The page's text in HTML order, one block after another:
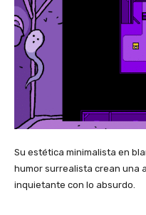
Su estética minimalista en
humor surrealista crean una
inquietante con lo absurdo.